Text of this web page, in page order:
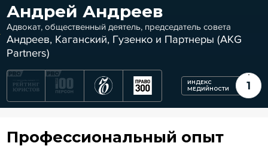
Андрей Андреев
Адвокат, общественный деятель, председатель совета
Андреев, Каганский, Гузенко и Партнеры (AKG
Partners)
ИНДЕКС
МЕДИЙНОСТИ
1
Профессиональный опыт